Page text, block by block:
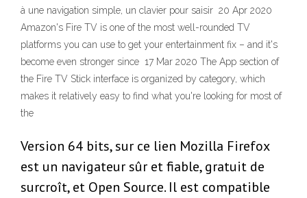
à une navigation simple, un clavier pour saisir 20 Apr 2020
Amazon's Fire TV is one of the most well-rounded TV
platforms you can use to get your entertainment fix – and it's
become even stronger since 17 Mar 2020 The App section of
the Fire TV Stick interface is organized by category, which
makes it relatively easy to find what you're looking for most of
the
Version 64 bits, sur ce lien Mozilla Firefox
est un navigateur sûr et fiable, gratuit de
surcroît, et Open Source. Il est compatible